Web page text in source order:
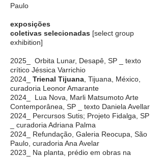
Paulo
exposições
coletivas selecionadas [select group
exhibition]
2025_ Orbita Lunar, Desapê, SP _ texto
crítico Jéssica Varrichio
2024_ Trienal Tijuana , Tijuana, México,
curadoria Leonor Amarante
2024_ Lua Nova, Marli Matsumoto Arte
Contemporânea, SP _ texto Daniela Avellar
2024_ Percursos Sutis; Projeto Fidalga, SP
_ curadoria Adriana Palma
2024_ Refundação, Galeria Reocupa, São
Paulo, curadoria Ana Avelar
2023_ Na planta, prédio em obras na